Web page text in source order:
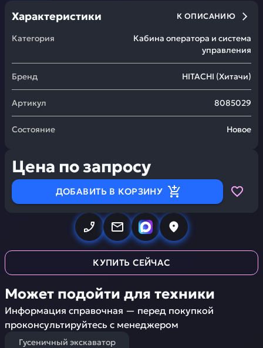
Характеристики К ОПИСАНИЮ
Категория
Кабина оператора и система
управления
Бренд HITACHI (Хитачи)
Артикул 8085029
Состояние Новое
Цена по запросу
ДОБАВИТЬ В КОРЗИНУ
КУПИТЬ СЕЙЧАС
Может подойти для техники
Информация справочная — перед покупкой
проконсультируйтесь с менеджером
Гусеничный экскаватор